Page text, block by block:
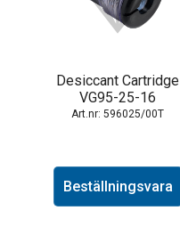
Desiccant Cartridge
VG95-25-16
596025/00T
Beställningsvara